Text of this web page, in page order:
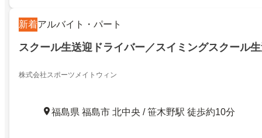
新着アルバイト・パート
スクール生送迎ドライバー／スイミングスクール
株式会社スポーツメイトウィン
福島県 福島市 北中央 / 笹木野駅 徒歩約10分